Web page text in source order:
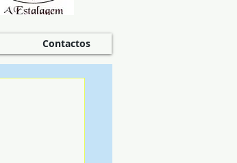
Contactos